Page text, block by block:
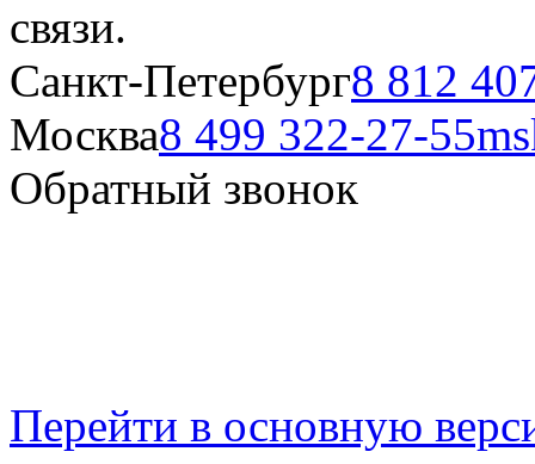
связи.
Санкт-Петербург8 812
Москва8 499 322-27-55
Обратный звонок
Перейти в основную